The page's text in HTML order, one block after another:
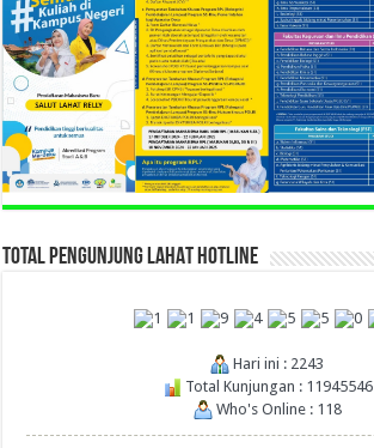
TOTAL PENGUNJUNG LAHAT HOTLINE
Hari ini : 2243
Total Kunjungan : 11945546
Who's Online : 118